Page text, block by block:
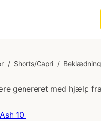
/ Shorts/Capri / Beklædning
genereret med hjælp